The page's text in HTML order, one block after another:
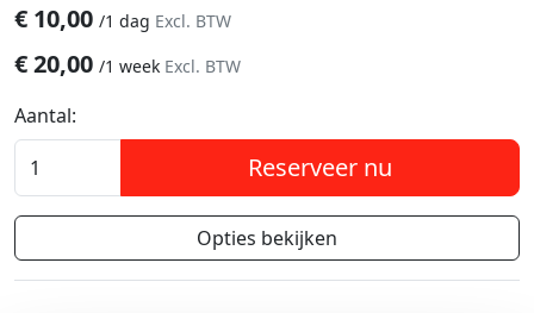
€ 10,00 /1 dag Excl. BTW
€20,00 /1 week Excl. BTW
Aantal:
Reserveer nu
Opties bekijken